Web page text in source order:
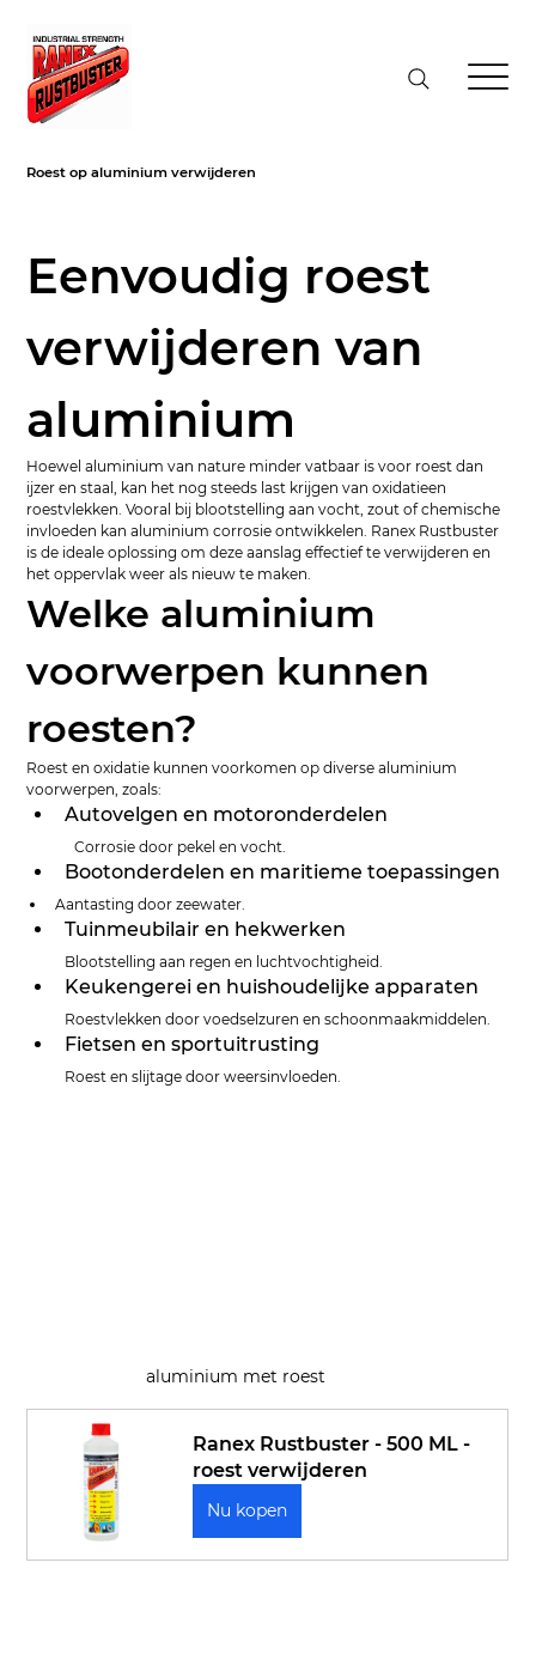
Roest op aluminium verwijderen
Eenvoudig roest
verwijderen van
aluminium
Hoewel aluminium van nature minder vatbaar is voor roest dan
ijzer en staal, kan het nog steeds last krijgen van oxidatieen
roestvlekken. Vooral bij blootstelling aan vocht, zout of chemische
invloeden kan aluminium corrosie ontwikkelen. Ranex Rustbuster
is de ideale oplossing om deze aanslag effectief te verwijderen en
het oppervlak weer als nieuw te maken.
Welke aluminium
voorwerpen kunnen
roesten?
Roest en oxidatie kunnen voorkomen op diverse aluminium
voorwerpen, zoals:
Autovelgen en motoronderdelen
	Corrosie door pekel en vocht.
Bootonderdelen en maritieme toepassingen
Aantasting door zeewater.
Tuinmeubilair en hekwerken
Blootstelling aan regen en luchtvochtigheid.
Keukengerei en huishoudelijke apparaten
Roestvlekken door voedselzuren en schoonmaakmiddelen.
Fietsen en sportuitrusting
Roest en slijtage door weersinvloeden.
aluminium met roest
Ranex Rustbuster - 500 ML -
roest verwijderen
Nu kopen